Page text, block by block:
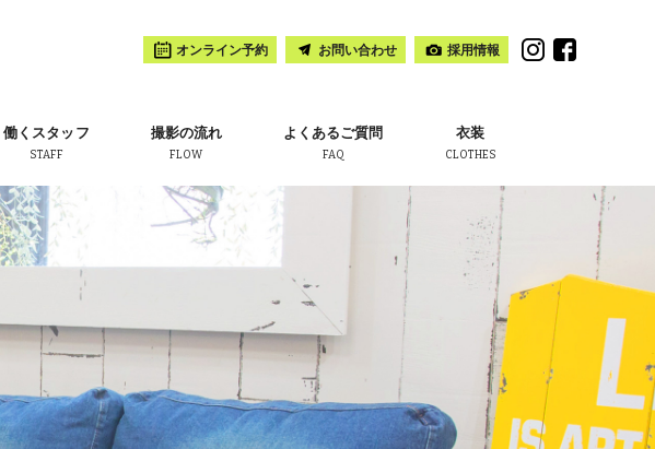
働くスタッフ
STAFF
撮影の流れ
FLOW
よくあるご質問
FAQ
衣装
CLOTHES
オンライン予約 お問い合わせ 採用情報